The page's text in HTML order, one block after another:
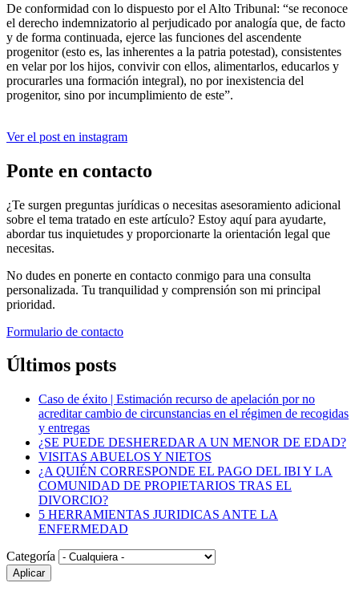
De conformidad con lo dispuesto por el Alto Tribunal: “se reconoce
el derecho indemnizatorio al perjudicado por analogía que, de facto
y de forma continuada, ejerce las funciones del ascendente
progenitor (esto es, las inherentes a la patria potestad), consistentes
en velar por los hijos, convivir con ellos, alimentarlos, educarlos y
procurarles una formación integral), no por inexistencia del
progenitor, sino por incumplimiento de este”.
Ver el post en instagram
Ponte en contacto
¿Te surgen preguntas jurídicas o necesitas asesoramiento adicional
sobre el tema tratado en este artículo? Estoy aquí para ayudarte,
abordar tus inquietudes y proporcionarte la orientación legal que
necesitas.
No dudes en ponerte en contacto conmigo para una consulta
personalizada. Tu tranquilidad y comprensión son mi principal
prioridad.
Formulario de contacto
Últimos posts
Caso de éxito | Estimación recurso de apelación por no
acreditar cambio de circunstancias en el régimen de recogidas
y entregas
¿SE PUEDE DESHEREDAR A UN MENOR DE EDAD?
VISITAS ABUELOS Y NIETOS
¿A QUIÉN CORRESPONDE EL PAGO DEL IBI Y LA
COMUNIDAD DE PROPIETARIOS TRAS EL
DIVORCIO?
5 HERRAMIENTAS JURIDICAS ANTE LA
ENFERMEDAD
Categoría